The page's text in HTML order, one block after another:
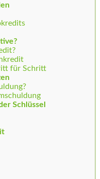
für Schritt
Schlüssel